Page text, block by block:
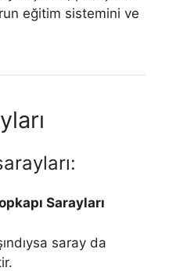
eğitim sistemini ve
Sarayları
saray da